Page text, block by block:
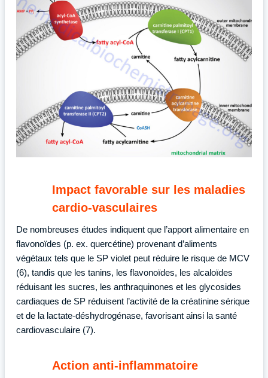
Impact favorable sur les maladies
cardio-vasculaires
De nombreuses études indiquent que l’apport alimentaire en
flavonoïdes (p. ex. quercétine) provenant d’aliments
végétaux tels que le SP violet peut réduire le risque de MCV
(6), tandis que les tanins, les flavonoïdes, les alcaloïdes
réduisant les sucres, les anthraquinones et les glycosides
cardiaques de SP réduisent l’activité de la créatinine sérique
et de la lactate-déshydrogénase, favorisant ainsi la santé
cardiovasculaire (7).
Action anti-inflammatoire